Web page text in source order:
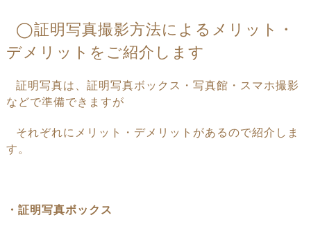
◯証明写真撮影方法によるメリット・
デメリットをご紹介します
証明写真は、証明写真ボックス・写真館・スマホ撮影
などで準備できますが
それぞれにメリット・デメリットがあるので紹介しま
す。
・証明写真ボックス